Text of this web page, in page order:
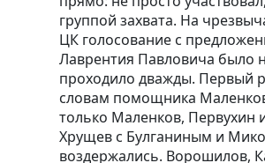
группой захвата. На
ЦК голосование с
Лаврентия Павловича было
проходило дважды. Первый
словам помощника
только Маленков, Первухин
Хрущев с Булганиным и
воздержались. Ворошилов,